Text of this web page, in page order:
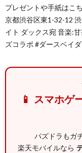
プレゼントや手紙はこ
京都渋谷区東1-32-12
イト ダックス宛 音楽:
ズコラボ #ダースベイ
📱 スマホゲ
パズドラもガ
楽天モバイルなら